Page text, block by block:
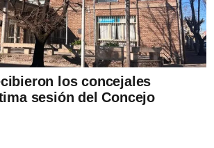
los concejales
sesión del Concejo